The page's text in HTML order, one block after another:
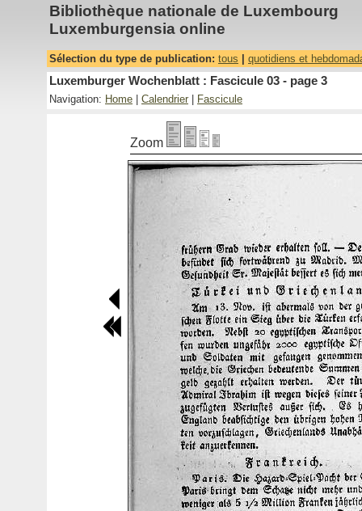
Bibliothèque nationale de Luxembourg
Luxemburgensia online
Sélection du type de publication: tous quotidiens et
Luxemburger Wochenblatt : Fascicule 03 - page 3
Navigation: Home Calendrier Fascicule
Zoom